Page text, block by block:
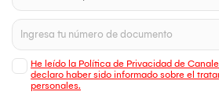
He leído la Política de Privacidad de
declaro haber sido informado sobre el
personales.